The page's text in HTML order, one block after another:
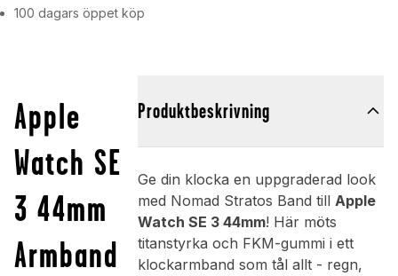
100 dagars öppet köp
Apple
Watch SE
3 44mm
Armband
Produktbeskrivning
Ge din klocka en uppgraderad look
med Nomad Stratos Band till Apple
Watch SE 3 44mm! Här möts
titanstyrka och FKM-gummi i ett
klockarmband som tål allt - regn,